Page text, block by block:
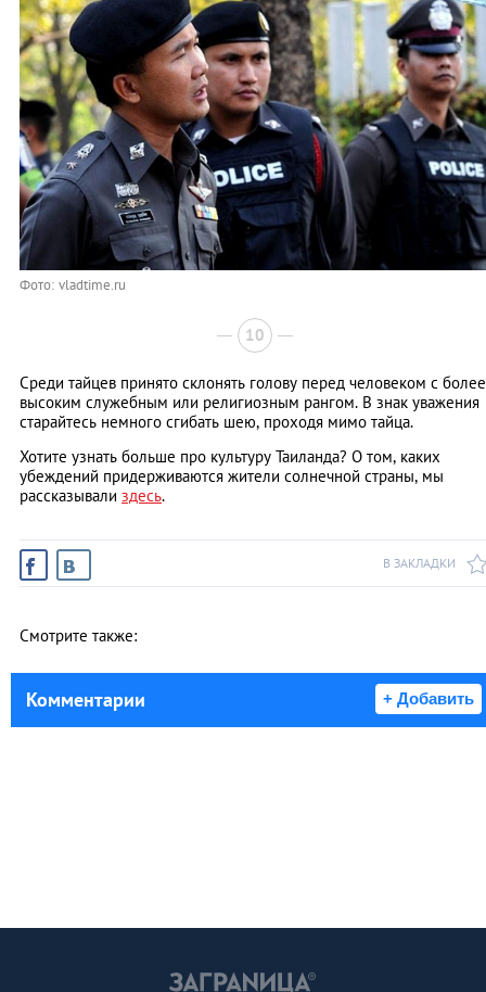
Фото: vladtime.ru
10
Среди тайцев принято склонять голову перед человеком с более
высоким служебным или религиозным рангом. В знак уважения
старайтесь немного сгибать шею, проходя мимо тайца.
Хотите узнать больше про культуру Таиланда? О том, каких
убеждений придерживаются жители солнечной страны, мы
рассказывали здесь.
В ЗАКЛАДКИ
Смотрите также:
Комментарии + Добавить